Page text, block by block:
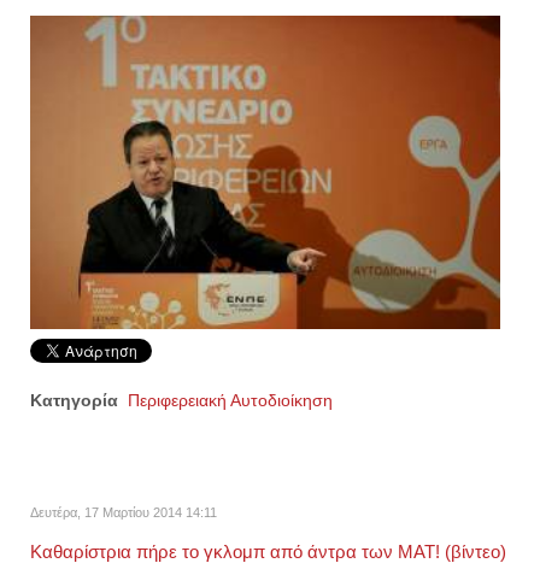
Κατηγορία Περιφερειακή Αυτοδιοίκηση
Δευτέρα, 17 Μαρτίου 2014 14:11
Καθαρίστρια πήρε το γκλομπ από άντρα των ΜΑΤ! (βίντεο)